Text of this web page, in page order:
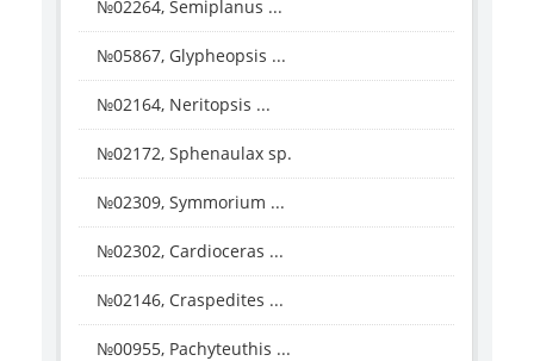
№02264, Semiplanus ...
№05867, Glypheopsis ...
№02164, Neritopsis ...
№02172, Sphenaulax sp.
№02309, Symmorium ...
№02302, Cardioceras ...
№02146, Craspedites ...
№00955, Pachyteuthis ...